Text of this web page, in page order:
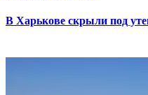
В Харькове скрыли под